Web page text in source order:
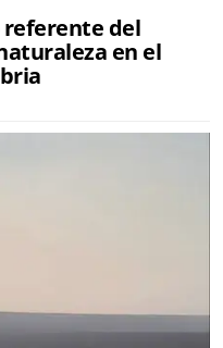
referente del
en el